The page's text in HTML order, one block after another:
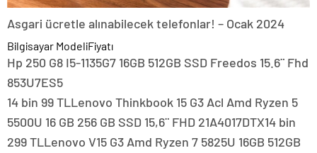
Asgari ücretle alınabilecek telefonlar! – Ocak 2024
Bilgisayar ModeliFiyatı
Hp 250 G8 I5-1135G7 16GB 512GB SSD Freedos 15.6¨ Fhd
853U7ES5
14 bin 99 TLLenovo Thinkbook 15 G3 Acl Amd Ryzen 5
5500U 16 GB 256 GB SSD 15,6¨ FHD 21A4017DTX14 bin
299 TLLenovo V15 G3 Amd Ryzen 7 5825U 16GB 512GB